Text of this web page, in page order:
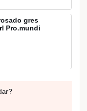
gres
Pro.mundi